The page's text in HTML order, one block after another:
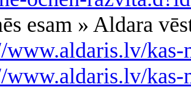
esam » Aldara
www.aldaris.lv/kas-
www.aldaris.lv/kas-